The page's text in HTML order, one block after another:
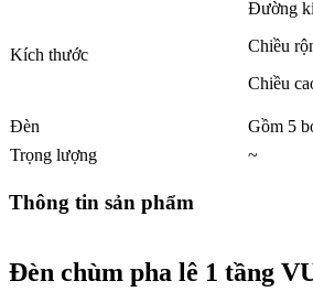
Kích thước
Đường
Chiều
Chiều
Đèn
Gồm 5
Trọng lượng
~
Thông tin sản phẩm
Đèn chùm pha lê 1 tầng